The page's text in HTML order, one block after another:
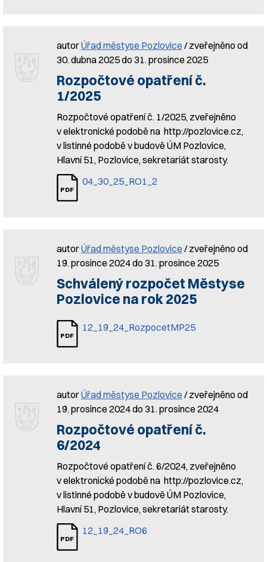
autorÚřad městyse Pozlovice / zveřejněno od
30. dubna 2025 do 31. prosince 2025
Rozpočtové opatření č.
1/2025
Rozpočtové opatření č. 1/2025, zveřejněno
v elektronické podobě na http://pozlovice.cz,
v listinné podobě v budově ÚM Pozlovice,
Hlavní 51, Pozlovice, sekretariát starosty.
04_30_25_RO1_2
autorÚřad městyse Pozlovice / zveřejněno od
19. prosince 2024 do 31. prosince 2025
Schválený rozpočet Městyse
Pozlovice na rok 2025
12_19_24_RozpocetMP25
autorÚřad městyse Pozlovice / zveřejněno od
19. prosince 2024 do 31. prosince 2024
Rozpočtové opatření č.
6/2024
Rozpočtové opatření č. 6/2024, zveřejněno
v elektronické podobě na http://pozlovice.cz,
v listinné podobě v budově ÚM Pozlovice,
Hlavní 51, Pozlovice, sekretariát starosty.
12_19_24_RO6